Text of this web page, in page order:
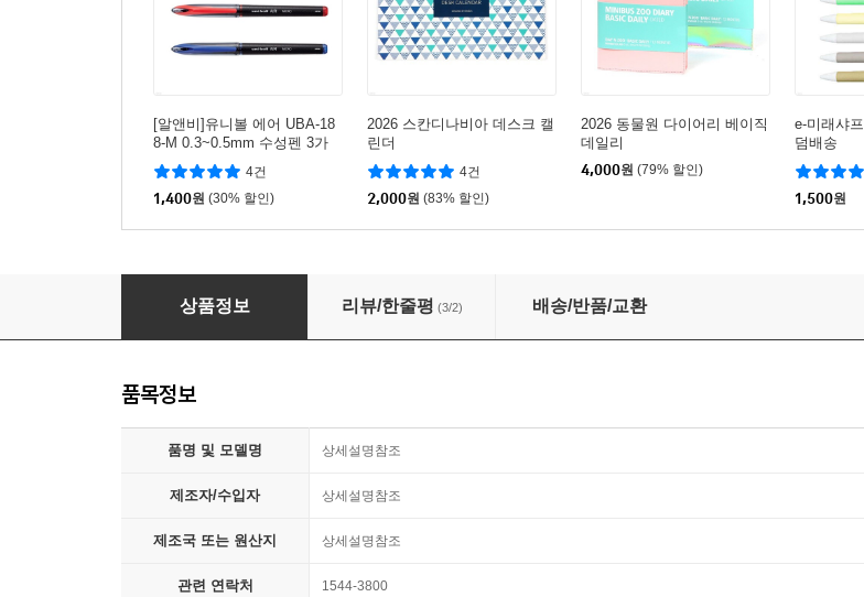
[알앤비]유니볼 에어 UBA-18
8-M 0.3~0.5mm 수성펜 3가
지칼라/UNI
4건
1,400원 (30% 할인)
2026 스칸디나비아 데스크 캘
린더
4건
2,000원 (83% 할인)
2026 동물원 다이어리 베이직
데일리
4,000원 (79% 할인)
e-미래샤
덤배송
1,500원
[예스24배송] 양지사 2026 유즈어리Tw
상품정보 리뷰/한줄평 (3/2) 배송/반품/교환
품목정보
품명 및 모델명 상세설명참조
제조자/수입자 상세설명참조
제조국 또는 원산지 상세설명참조
관련 연락처 1544-3800